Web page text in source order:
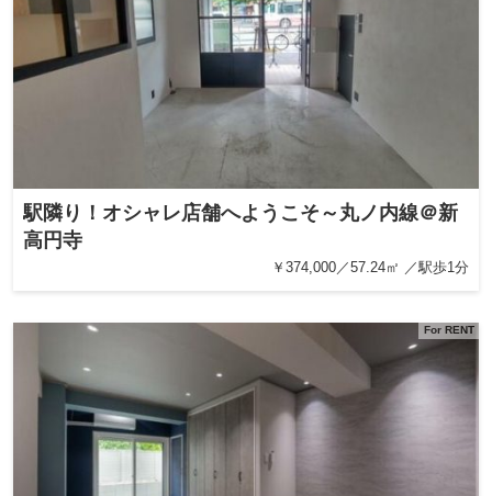
駅隣り！オシャレ店舗へようこそ～丸ノ内線＠新
高円寺
￥374,000／57.24㎡ ／駅歩1分
For RENT